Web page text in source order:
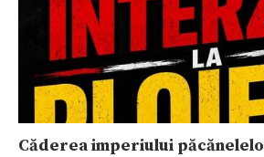
Căderea imperiului